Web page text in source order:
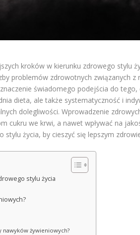
kroków w kierunku zdrowego stylu
problemów zdrowotnych związanych z
świadomego podejścia do tego,
dieta, ale także systematyczność i
dolegliwości. Wprowadzenie
cukru we krwi, a nawet wpływać na
życia, by cieszyć się lepszym
stylu życia
nawyków żywieniowych?